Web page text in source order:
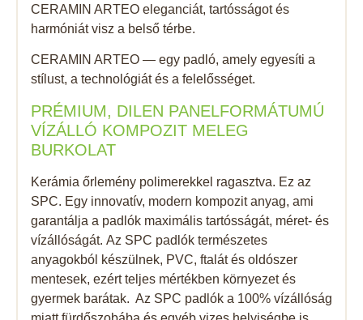
CERAMIN ARTEO eleganciát, tartósságot és
harmóniát visz a belső térbe.
CERAMIN ARTEO — egy padló, amely egyesíti a
stílust, a technológiát és a felelősséget.
PRÉMIUM, DILEN PANELFORMÁTUMÚ
VÍZÁLLÓ KOMPOZIT MELEG
BURKOLAT
Kerámia őrlemény polimerekkel ragasztva. Ez az
SPC. Egy innovatív, modern kompozit anyag, ami
garantálja a padlók maximális tartósságát, méret- és
vízállóságát. Az SPC padlók természetes
anyagokból készülnek, PVC, ftalát és oldószer
mentesek, ezért teljes mértékben környezet és
gyermek barátak. Az SPC padlók a 100% vízállóság